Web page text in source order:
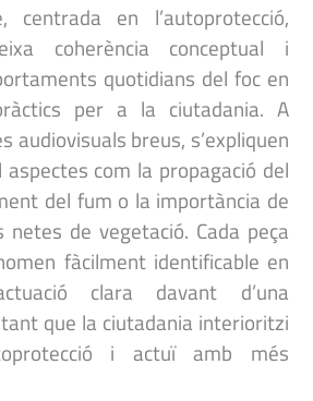
centrada en l’autoprotecció,
coherència conceptual i
quotidians del foc en
per a la ciutadania. A
audiovisuals breus, s’expliquen
com la propagació del
del fum o la importància de
de vegetació. Cada peça
fàcilment identificable en
clara davant d’una
que la ciutadania interioritzi
i actuï amb més